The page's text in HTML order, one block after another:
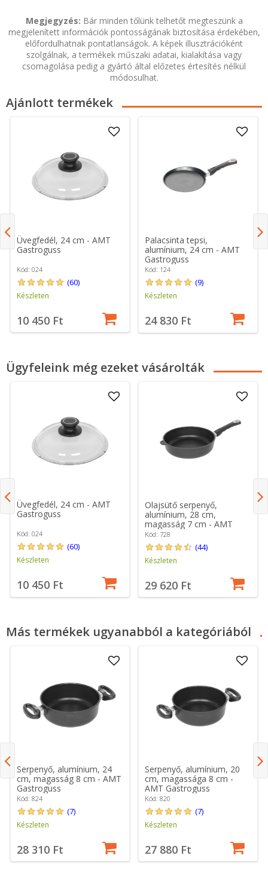
Megjegyzés: Bár minden tőlünk telhetőt megteszünk a
megjelenített információk pontosságának biztosítása érdekében,
előfordulhatnak pontatlanságok. A képek illusztrációként
szolgálnak, a termékek műszaki adatai, kialakítása vagy
csomagolása pedig a gyártó által előzetes értesítés nélkül
módosulhat.
Ajánlott termékek
Üvegfedél, 24 cm - AMT
Gastroguss
Kód: 024
(60)
Készleten
10 450 Ft
Palacsinta tepsi,
alumínium, 24 cm - AMT
Gastroguss
Kód: 124
(9)
Készleten
24 830 Ft
Ügyfeleink még ezeket vásárolták
Üvegfedél, 24 cm - AMT
Gastroguss
Kód: 024
(60)
Készleten
10 450 Ft
Olajsütő serpenyő,
alumínium, 28 cm,
magasság 7 cm - AMT
Gastroguss
Kód: 728
(44)
Készleten
29 620 Ft
Más termékek ugyanabból a kategóriából
Serpenyő, alumínium, 24
cm, magasság 8 cm - AMT
Gastroguss
Kód: 824
(7)
Készleten
28 310 Ft
Serpenyő, alumínium, 20
cm, magassága 8 cm -
AMT Gastroguss
Kód: 820
(7)
Készleten
27 880 Ft